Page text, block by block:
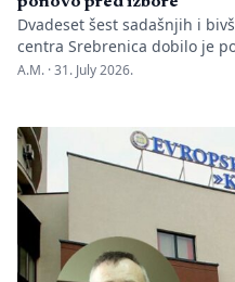
Dvadeset šest sadašnjih i
centra Srebrenica dobilo je
policijsku stanicu po nalogu
nakon predstavljanja
genocida. Iz Memorijalnog
istovremeno pozivanje […]
A.M. ·31. July 2026.